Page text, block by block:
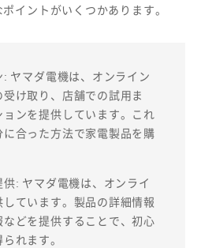
イントがいくつかあります。
ヤマダ電機は、オンライン
け取り、店舗での試用ま
ンを提供しています。これ
合った方法で家電製品を購
: ヤマダ電機は、オンライ
ています。製品の詳細情報
どを提供することで、初心
れます。